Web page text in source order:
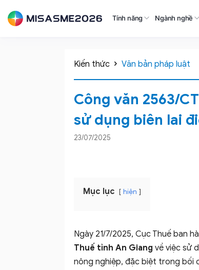
Tính năng Ngành nghề
Kiến thức Văn bản pháp luật
Công văn 2563/
sử dụng biên lai
23/07/2025
Mục lục hiện
Ngày 21/7/2025, Cục Thuế ban
Thuế tỉnh An Giang về việc sử
nông nghiệp, đặc biệt trong bối